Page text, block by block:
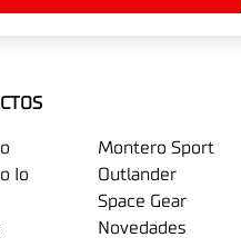
Montero Sport
Io
Outlander
Space Gear
Novedades